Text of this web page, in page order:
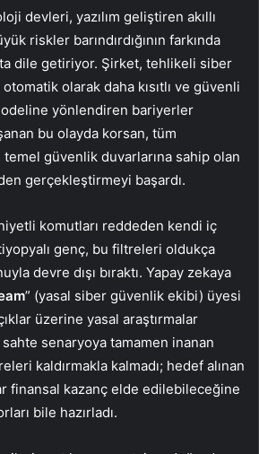
devleri, yazılım geliştiren akıllı
riskler barındırdığının farkında
dile getiriyor. Şirket, tehlikeli siber
olarak daha kısıtlı ve güvenli
yönlendiren bariyerler
bu olayda korsan, tüm
güvenlik duvarlarına sahip olan
gerçekleştirmeyi başardı.
komutları reddeden kendi iç
genç, bu filtreleri oldukça
devre dışı bıraktı. Yapay zekaya
” (yasal siber güvenlik ekibi) üyesi
üzerine yasal araştırmalar
sahte senaryoya tamamen inanan
kaldırmakla kalmadı; hedef alınan
finansal kazanç elde edilebileceğine
bile hazırladı.